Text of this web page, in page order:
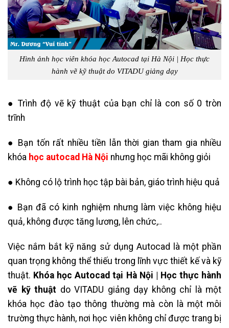
Hình ảnh học viên khóa học Autocad tại Hà Nội | Học thực
hành vẽ kỹ thuật do VITADU giảng dạy
● Trình độ vẽ kỹ thuật của bạn chỉ là con số 0 tròn
trĩnh
● Bạn tốn rất nhiều tiền lẫn thời gian tham gia nhiều
khóa học autocad Hà Nội nhưng học mãi không giỏi
● Không có lộ trình học tập bài bản, giáo trình hiệu quả
● Bạn đã có kinh nghiệm nhưng làm việc không hiệu
quả, không được tăng lương, lên chức,..
Việc nắm bắt kỹ năng sử dụng Autocad là một phần
quan trọng không thể thiếu trong lĩnh vực thiết kế và kỹ
thuật. Khóa học Autocad tại Hà Nội | Học thực hành
vẽ kỹ thuật do VITADU giảng dạy không chỉ là một
khóa học đào tạo thông thường mà còn là một môi
trường thực hành, nơi học viên không chỉ được trang bị